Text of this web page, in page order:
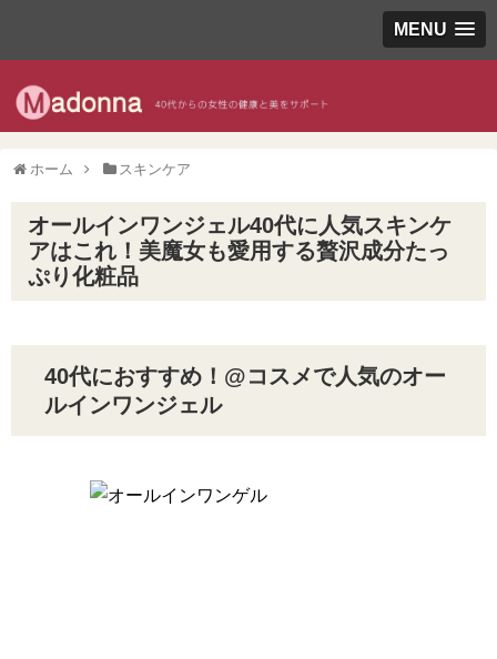
MENU
ホーム スキンケア
オールインワンジェル40代に人気スキンケ
アはこれ！美魔女も愛用する贅沢成分たっ
ぷり化粧品
40代におすすめ！@コスメで人気のオー
ルインワンジェル